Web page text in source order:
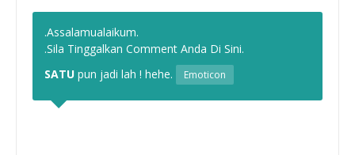
.Assalamualaikum.
.Sila Tinggalkan Comment Anda Di Sini.
SATU pun jadi lah ! hehe. Emoticon